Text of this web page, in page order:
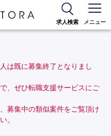
求人検索 メニュー
は既に募集終了となりまし
、ぜひ転職支援サービスにご
募集中の類似案件をご覧頂け
。